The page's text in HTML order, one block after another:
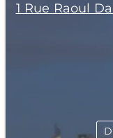
1 Rue Raoul